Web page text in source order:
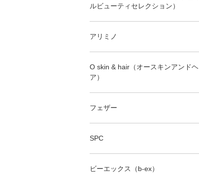
ルビューティセレクション）
アリミノ
O skin & hair（オースキンアンドヘ
ア）
フェザー
SPC
ビーエックス（b-ex）